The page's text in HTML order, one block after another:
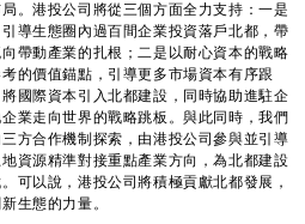
港投公司將從三個方面全力支持：一是
導生態圈內過百間企業投資落戶北都，帶
帶動產業的扎根；二是以耐心資本的戰略
的價值錨點，引導更多市場資本有序跟
國際資本引入北都建設，同時協助進駐企
業走向世界的戰略跳板。與此同時，我們
方合作機制探索，由港投公司參與並引導
資源精準對接重點產業方向，為北都建設
可以說，港投公司將積極貢獻北都發展，
生態的力量。